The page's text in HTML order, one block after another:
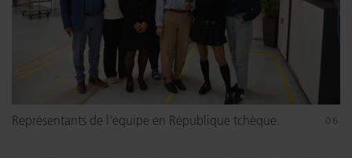
Représentants de l'équipe en République tchèque.